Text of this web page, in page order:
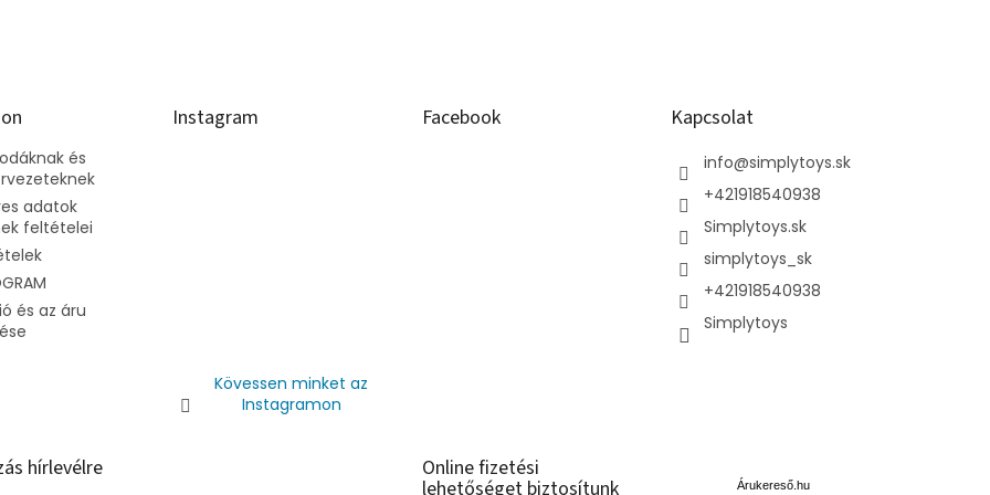
és
adatok
feltételei
és az áru
Instagram
Kövessen minket az
Instagramon
Facebook Kapcsolat
info@simplytoys.sk
+421918540938
Simplytoys.sk
simplytoys_sk
+421918540938
Simplytoys
hírlevélre Online fizetési
lehetőséget biztosítunk Árukereső.hu